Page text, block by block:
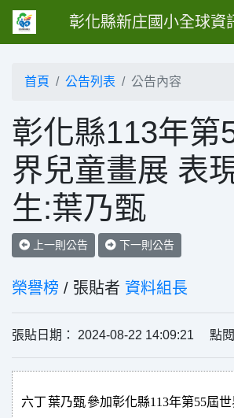
彰化縣新庄國小全球資
首頁 公告列表 公告內容
彰化縣113年第
界兒童畫展 表
生:葉乃甄
上一則公告 下一則公告
榮譽榜 / 張貼者 資料組長
張貼日期： 2024-08-22 14:09:21 點閱
六丁葉乃甄參加彰化縣113年第55屆